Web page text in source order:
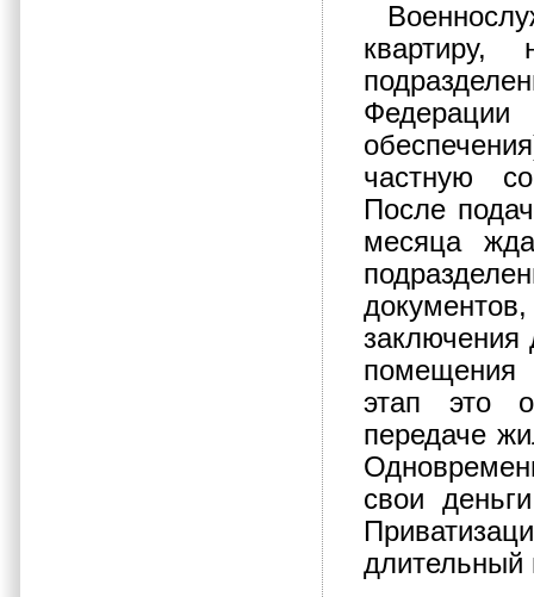
квартиру,
частную
После
месяца
заключения
помещения
этап это
передаче
свои
длительный